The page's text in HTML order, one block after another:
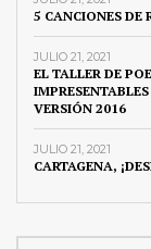
5 CANCIONES DE
JULIO 21, 2021
EL TALLER DE
VERSIÓN 2016
JULIO 21, 2021
CARTAGENA,